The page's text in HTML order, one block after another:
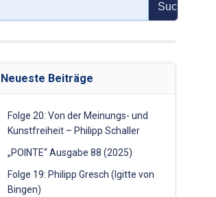
Suchen
Neueste Beiträge
Folge 20: Von der Meinungs- und
Kunstfreiheit – Philipp Schaller
„POINTE“ Ausgabe 88 (2025)
Folge 19: Philipp Gresch (Igitte von
Bingen)